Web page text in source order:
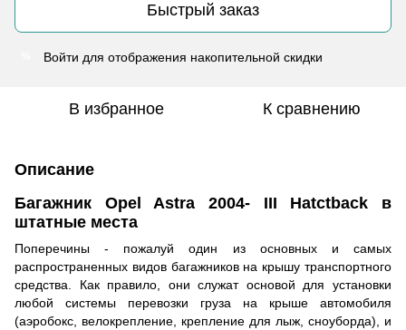
Быстрый заказ
Войти для отображения накопительной скидки
В избранное К сравнению
Описание
Багажник Opel Astra 2004- III Hatctback в
штатные места
Поперечины - пожалуй один из основных и самых
распространенных видов багажников на крышу транспортного
средства. Как правило, они служат основой для установки
любой системы перевозки груза на крыше автомобиля
(аэробокс, велокрепление, крепление для лыж, сноуборда), и